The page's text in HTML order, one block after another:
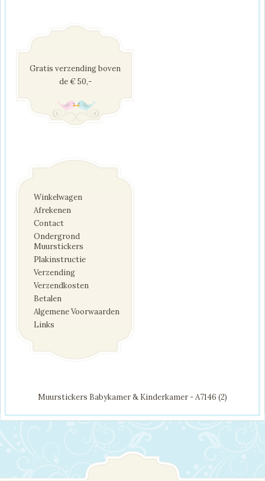
Gratis verzending boven
de € 50,-
Winkelwagen
Afrekenen
Contact
Ondergrond
Muurstickers
Plakinstructie
Verzending
Verzendkosten
Betalen
Algemene Voorwaarden
Links
Muurstickers Babykamer & Kinderkamer - A7146 (2)